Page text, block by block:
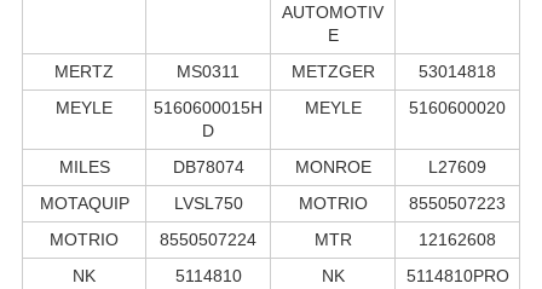
AUTOMOTIV
E
MERTZ MS0311 METZGER
53014818
MEYLE
5160600015H
D
MEYLE 5160600020
MILES DB78074 MONROE
L27609
MOTAQUIP
LVSL750 MOTRIO
8550507223
MOTRIO
8550507224 MTR
12162608
NK
5114810 NK
5114810PRO